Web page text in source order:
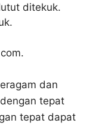
ditekuk.
dan
tepat
tepat dapat